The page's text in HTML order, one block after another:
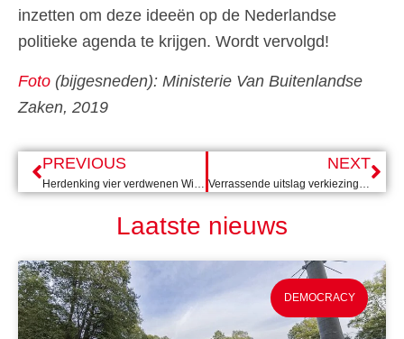
inzetten om deze ideeën op de Nederlandse
politieke agenda te krijgen. Wordt vervolgd!
Foto (bijgesneden): Ministerie Van Buitenlandse
Zaken, 2019
PREVIOUS
Herdenking vier verdwenen Wit-Russen
NEXT
Verrassende uitslag verkiezingen voorbode voor ingrijpende verandering Tunesische politiek
Laatste nieuws
DEMOCRACY